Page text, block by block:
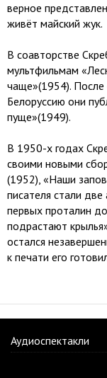
верное
живёт майский жук.
В соавторстве
мультфильмам
чаще»(1954). После
Белоруссию они
пуще»(1949).
В 1950-х годах
своими новыми
(1952), «Наши
писателя стали
первых проталин
подрастают
остался
к печати его
Аудиоспектакли